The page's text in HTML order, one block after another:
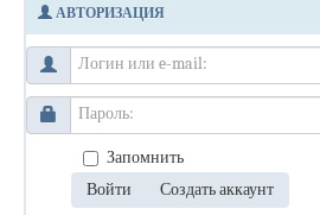
Информация
Банлист
АВТОРИЗАЦИЯ
Запомнить